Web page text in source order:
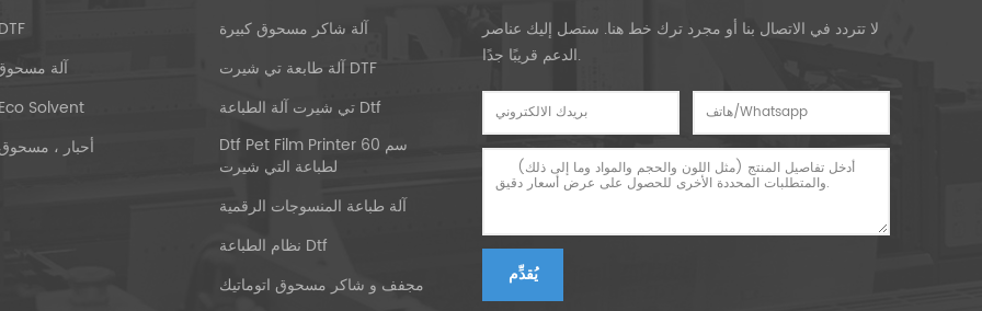
طابعة DTF
آلة
طابعة Eco Solvent
أحبار ،
آلة شاكر مسحوق كبيرة
آلة طابعة تي شيرت DTF
تي شيرت آلة الطباعة Dtf
Dtf Pet Film Printer 60 سم
لطباعة التي شيرت
آلة طباعة المنسوجات الرقمية
نظام الطباعة Dtf
مجفف و شاكر مسحوق اتوماتيك
لا تتردد في الاتصال بنا أو مجرد ترك خط هنا. ستصل إليك عناصر
الدعم قريبًا جدًا.
يُقدِّم